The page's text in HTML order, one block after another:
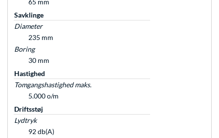
65 mm
Savklinge
Diameter
235 mm
Boring
30 mm
Hastighed
Tomgangshastighed maks.
5.000 o/m
Driftsstøj
Lydtryk
92 db(A)